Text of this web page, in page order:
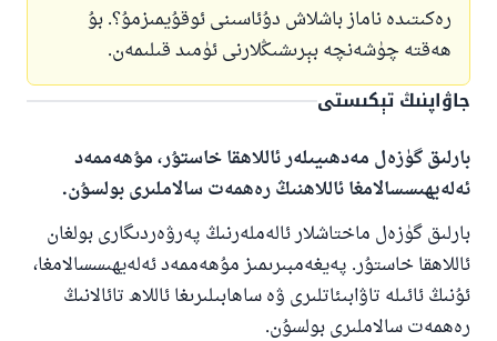
رەكىتىدە ناماز باشلاش دۇئاسىنى ئوقۇيمىزمۇ؟. بۇ
ھەقتە چۈشەنچە بېرىشىڭلارنى ئۈمىد قىلىمەن.
جاۋاپنىڭ تېكىستى
بارلىق گۈزەل مەدھىيىلەر ئاللاھقا خاستۇر، مۇھەممەد
ئەلەيھىسسالامغا ئاللاھنىڭ رەھمەت سالاملىرى بولسۇن.
بارلىق گۈزەل ماختاشلار ئالەملەرنىڭ پەرۋەردىگارى بولغان
ئاللاھقا خاستۇر. پەيغەمبىرىمىز مۇھەممەد ئەلەيھىسسالامغا،
ئۇنىڭ ئائىلە تاۋابىئاتلىرى ۋە ساھابىلىرىغا ئاللاھ تائالانىڭ
رەھمەت سالاملىرى بولسۇن.